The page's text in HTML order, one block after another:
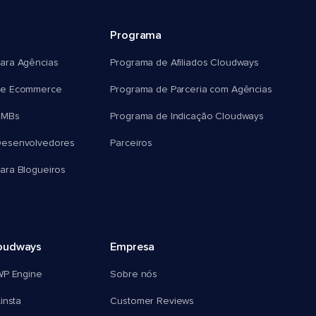
Agências
Ecommerce
Blogueiros
Programa
Programa de Afiliados Cloudways
Programa de Parceria com Agências
Programa de Indicação Cloudways
Parceiros
Engine
Empresa
Sobre nós
Customer Reviews